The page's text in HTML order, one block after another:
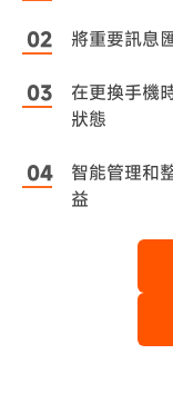
將重要訊息
在更換手機
狀態
智能管理和
益